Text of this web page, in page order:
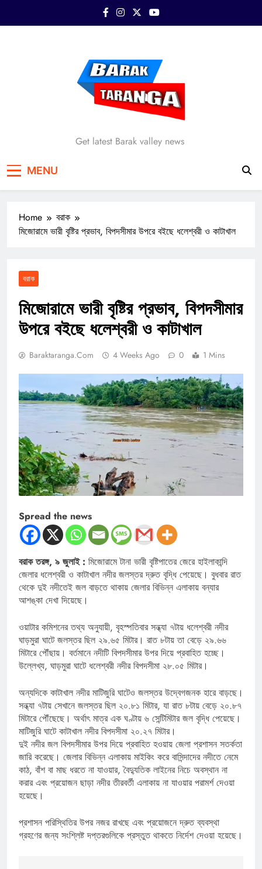
Barak Taranga
Get latest Barak valley news
MENU
Home
বরাক
মিজোরামে ভারী বৃষ্টির প্রভাব, বিপদসীমার উপরে বইছে ধলেশ্বরী ও কাটাখাল
বরাক
মিজোরামে ভারী বৃষ্টির প্রভাব, বিপদসীমার
উপরে বইছে ধলেশ্বরী ও কাটাখাল
Baraktaranga.com 4 Weeks Ago 0 1 Mins
Spread the news
বরাক তরঙ্গ, ৯ জুলাই : মিজোরামে টানা ভারী বৃষ্টিপাতের জেরে হাইলাকান্দি
জেলার ধলেশ্বরী ও কাটাখাল নদীর জলস্তর দ্রুত বৃদ্ধি পেয়েছে। বুধবার রাত
থেকে দুই নদীতেই জল বাড়তে থাকায় জেলার বিভিন্ন এলাকায় বন্যার
আশঙ্কা দেখা দিয়েছে।
ওয়াটার কমিশনের তথ্য অনুযায়ী, বৃহস্পতিবার সন্ধ্যা ৭টায় ধলেশ্বরী নদীর
ঘাড়মুরা ঘাটে জলস্তর ছিল ২৯.৬৫ মিটার। রাত ৮টায় তা বেড়ে ২৯.৬৬
মিটারে পৌঁছায়। বর্তমানে নদীটি বিপদসীমার উপর দিয়ে প্রবাহিত হচ্ছে।
উল্লেখ্য, ঘাড়মুরা ঘাটে ধলেশ্বরী নদীর বিপদসীমা ২৮.০৫ মিটার।
অন্যদিকে কাটাখাল নদীর মাটিজুরি ঘাটেও জলস্তর উদ্বেগজনক হারে বাড়ছে।
সন্ধ্যা ৭টায় সেখানে জলস্তর ছিল ২০.৮১ মিটার, যা রাত ৮টায় বেড়ে ২০.৮৭
মিটারে পৌঁছেছে। অর্থাৎ মাত্র এক ঘণ্টায় ৬ সেন্টিমিটার জল বৃদ্ধি পেয়েছে।
মাটিজুরি ঘাটে কাটাখাল নদীর বিপদসীমা ২০.২৭ মিটার।
দুই নদীর জল বিপদসীমার উপর দিয়ে প্রবাহিত হওয়ায় জেলা প্রশাসন সতর্কতা
জারি করেছে। জেলার বিভিন্ন এলাকায় মাইকিং করে বাসিন্দাদের নদীতে নেমে
কাঠ, বাঁশ বা মাছ ধরতে না যাওয়ার, বৈদ্যুতিক লাইনের নিচে অবস্থান না
করার এবং প্রয়োজন ছাড়া নদীর তীরবর্তী এলাকায় না যাওয়ার পরামর্শ দেওয়া
হয়েছে।
প্রশাসন পরিস্থিতির উপর নজর রাখছে এবং প্রয়োজনে দ্রুত ব্যবস্থা
গ্রহণের জন্য সংশ্লিষ্ট দপ্তরগুলিকে প্রস্তুত থাকতে নির্দেশ দেওয়া হয়েছে।